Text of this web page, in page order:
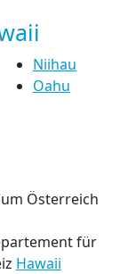
Niihau
Oahu
Österreich
für
Hawaii